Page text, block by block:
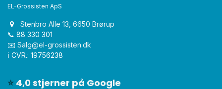
EL-Grossisten ApS
Stenbro Alle 13, 6650 Brørup
📞 88 330 301
✉️ Salg@el-grossisten.dk​
ℹ️ CVR.: 19756238
⭐ 4,0 stjerner på Google